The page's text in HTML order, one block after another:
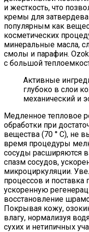
и жесткость, что
кремы для
популярным как
косметических
минеральные масла,
смолы и парафин.
с большой
Активные
глубоко в слои
механический и
Медленное тепловое
обработки при
вещества (70 ° C), не
время процедуры
сосуды расширяются
спазм сосудов,
микроциркуляции.
процессов и
ускоренную
восстановление
Покрывая кожу,
влагу, нормализуя
сухих и нетипичных